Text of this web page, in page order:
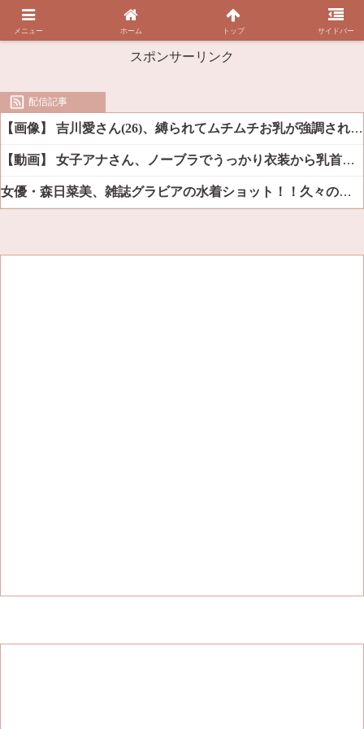
スポンサーリンク
配信記事
【画像】 吉川愛さん(26)、縛られてムチムチお乳が強調されてしまう
【動画】 女子アナさん、ノーブラでうっかり衣装から乳首が透けてしまう放送事故ｗｗｗ
女優・森日菜美、雑誌グラビアの水着ショット！！久々の姿にファン悶絶ｗｗ
メニュー ホーム トップ サイドバー